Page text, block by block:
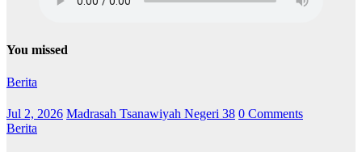
You missed
Berita
Jul 2, 2026 Madrasah Tsanawiyah Negeri 38 0 Comments
Berita